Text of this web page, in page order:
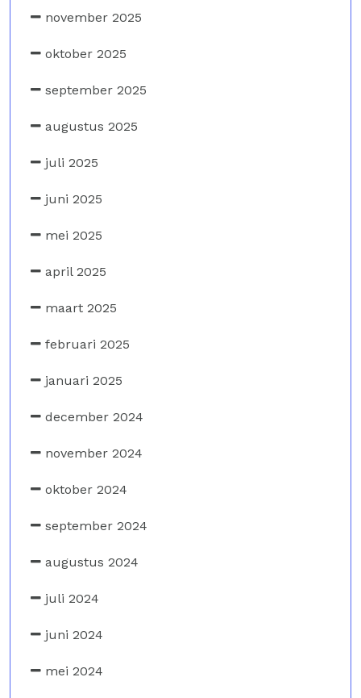
november 2025
oktober 2025
september 2025
augustus 2025
juli 2025
juni 2025
mei 2025
april 2025
maart 2025
februari 2025
januari 2025
december 2024
november 2024
oktober 2024
september 2024
augustus 2024
juli 2024
juni 2024
mei 2024